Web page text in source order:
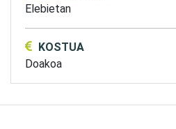
Elebietan
KOSTUA
Doakoa